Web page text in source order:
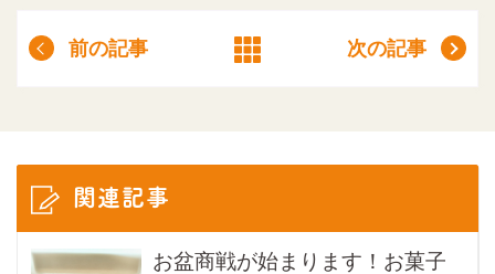
前の記事 次の記事
関連記事
お盆商戦が始まります！お菓子